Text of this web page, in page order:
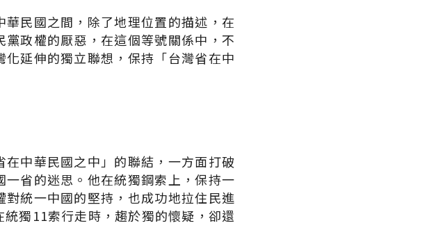
民國之間，除了地理位置的描述，在
政權的厭惡，在這個等號關係中，不
延伸的獨立聯想，保持「台灣省在中
中華民國之中」的聯結，一方面打破
省的迷思。他在統獨鋼索上，保持一
統一中國的堅持，也成功地拉住民進
獨11索行走時，趨於獨的懷疑，卻還